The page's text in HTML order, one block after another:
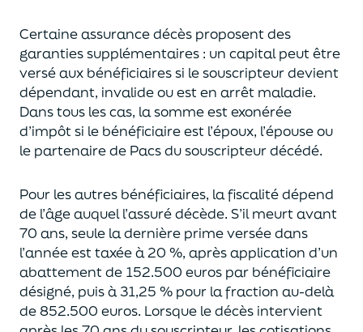
Certaine assurance décès proposentdes
garanties supplémentaires : un capitalpeut être
versé aux bénéficiaires si le souscripteur devient
dépendant, invalide ouest en arrêt maladie.
Dans tous les cas, la somme est exonérée
d’impôt si le bénéficiaire est l’époux, l’épouse ou
le partenaire de Pacsdu souscripteur décédé.
Pour les autres bénéficiaires, la fiscalité dépend
de l’âgeauquell’assuré décède. S’il meurt avant
70 ans, seule la dernière prime versée dans
l’année esttaxée à 20 %, après application d’un
abattement de 152.500 euros par bénéficiaire
désigné, puis à 31,25 % pour la fraction au-delà
de852.500 euros. Lorsque le décès intervient